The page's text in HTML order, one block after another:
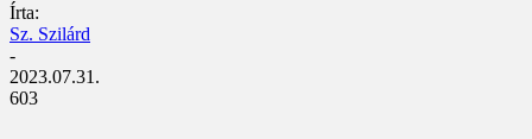
Írta:
Sz. Szilárd
-
2023.07.31.
603